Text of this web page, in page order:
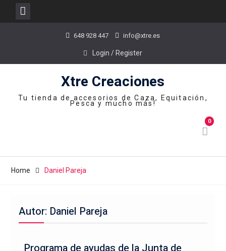
648 928 447 info@xtre.es
Login / Register
Xtre Creaciones
Tu tienda de accesorios de Caza, Equitación,
Pesca y mucho más!
0
Home Daniel Pareja
Autor: Daniel Pareja